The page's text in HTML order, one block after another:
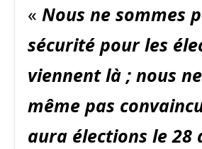
« Nous ne sommes
sécurité pour les
viennent là ; nous
même pas
aura élections le 28